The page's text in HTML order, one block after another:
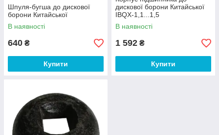
Шпуля-бугша до дискової
борони Китайської
В наявності
640 ₴
Купити
дискової борони Китайської
IBQX-1,1...1,5
В наявності
1 592 ₴
Купити